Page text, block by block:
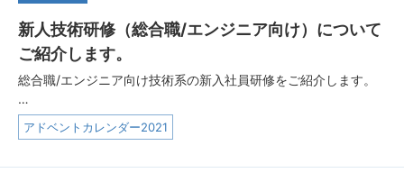
新人技術研修（総合職/エンジニア向け）について
ご紹介します。
総合職/エンジニア向け技術系の新入社員研修をご紹介します。
…
アドベントカレンダー2021